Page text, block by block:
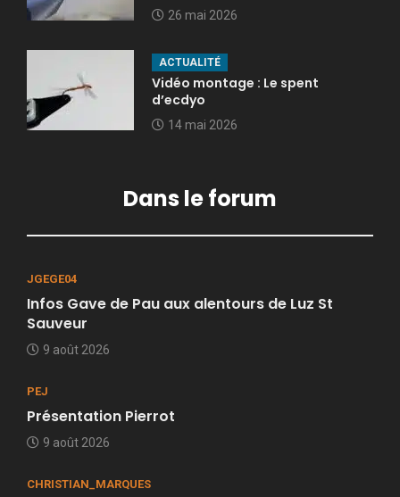
26 mai 2026
ACTUALITÉ
Vidéo montage : Le spent
d’ecdyo
14 mai 2026
Dans le forum
JGEGE04
Infos Gave de Pau aux alentours de Luz St
Sauveur
9 août 2026
PEJ
Présentation Pierrot
9 août 2026
CHRISTIAN_MARQUES